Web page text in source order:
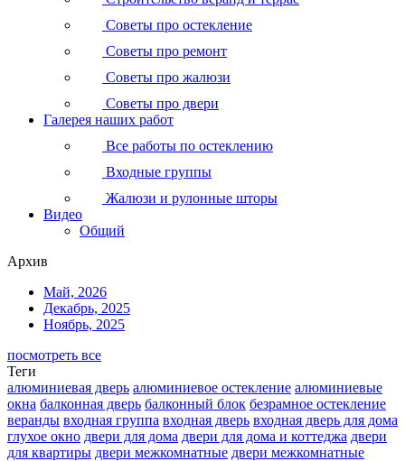
Советы про остекление
Советы про ремонт
Советы про жалюзи
Советы про двери
Галерея наших работ
Все работы по остеклению
Входные группы
Жалюзи и рулонные шторы
Видео
Общий
Архив
Май, 2026
Декабрь, 2025
Ноябрь, 2025
посмотреть все
Теги
алюминиевая дверь алюминиевое остекление алюминиевые
окна балконная дверь балконный блок безрамное остекление
веранды входная группа входная дверь входная дверь для дома
глухое окно двери для дома двери для дома и коттеджа двери
для квартиры двери межкомнатные двери межкомнатные